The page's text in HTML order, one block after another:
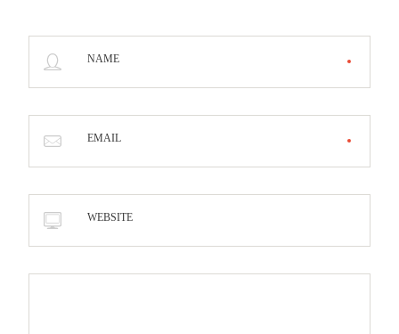
NAME
EMAIL
WEBSITE